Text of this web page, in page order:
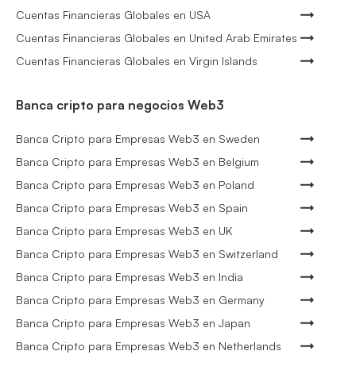
Cuentas Financieras Globales en USA
Cuentas Financieras Globales en United Arab Emirates
Cuentas Financieras Globales en Virgin Islands
Banca cripto para negocios Web3
Banca Cripto para Empresas Web3 en Sweden
Banca Cripto para Empresas Web3 en Belgium
Banca Cripto para Empresas Web3 en Poland
Banca Cripto para Empresas Web3 en Spain
Banca Cripto para Empresas Web3 en UK
Banca Cripto para Empresas Web3 en Switzerland
Banca Cripto para Empresas Web3 en India
Banca Cripto para Empresas Web3 en Germany
Banca Cripto para Empresas Web3 en Japan
Banca Cripto para Empresas Web3 en Netherlands